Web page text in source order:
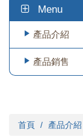
Menu
產品介紹
產品銷售
首頁 產品介紹